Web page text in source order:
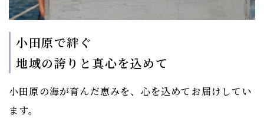
小田原で絆ぐ
​​​​​​​地域の誇りと真心を込めて
小田原の海が育んだ恵みを、心を込めてお届けしてい
ます。